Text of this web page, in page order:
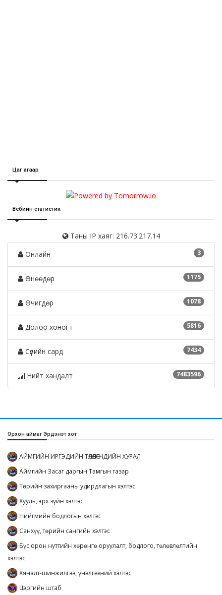
Цаг агаар
Вебийн статистик
Таны IP хаяг: 216.73.217.14
3
Онлайн
1175
Өнөөдөр
1078
Өчигдөр
5816
Долоо хоногт
7434
Сүүлийн сард
7483596
Нийт хандалт
Орхон аймаг Эрдэнэт хот
АЙМГИЙН ИРГЭДИЙН ТӨЛӨӨЛӨГЧДИЙН ХУРАЛ
Аймгийн Засаг даргын Тамгын газар
Төрийн захиргааны удирдлагын хэлтэс
Хууль, эрх зүйн хэлтэс
Нийгмийн бодлогын хэлтэс
Санхүү, төрийн сангийн хэлтэс
Бүс орон нутгийн хөрөнгө оруулалт, бодлого, төлөвлөлтийн
хэлтэс
Хяналт-шинжилгээ, үнэлгээний хэлтэс
Цэргийн штаб